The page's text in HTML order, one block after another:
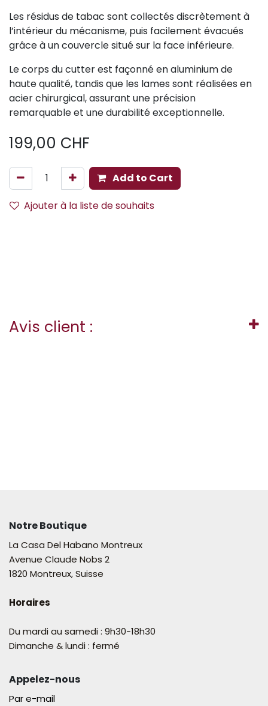
Les résidus de tabac sont collectés discrètement à
l’intérieur du mécanisme, puis facilement évacués
grâce à un couvercle situé sur la face inférieure.
Le corps du cutter est façonné en aluminium de
haute qualité, tandis que les lames sont réalisées en
acier chirurgical, assurant une précision
remarquable et une durabilité exceptionnelle.
199,00 CHF
Add to Cart
Ajouter à la liste de souhaits
Avis client :
Notre Boutique
La Casa Del Habano Montreux
Avenue Claude Nobs 2
1820 Montreux, Suisse
Horaires
Du mardi au samedi : 9h30-18h30
Dimanche & lundi : fermé
Appelez-nous
Par e-mail